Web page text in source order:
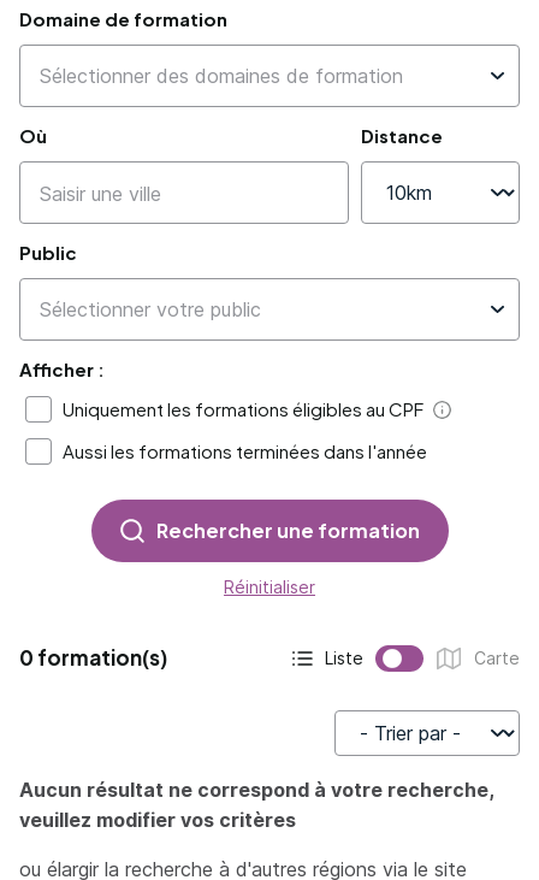
Domaine de formation
Où Distance
Public
Afficher :
Uniquement les formations éligibles au CPF
Aide
Aussi les formations terminées dans l'année
Rechercher une formation
Réinitialiser
0 formation(s)
Affichage actif :
Liste
Affichage :
Carte
Trier par
Aucun résultat ne correspond à votre recherche,
veuillez modifier vos critères
ou élargir la recherche à d'autres régions via le site